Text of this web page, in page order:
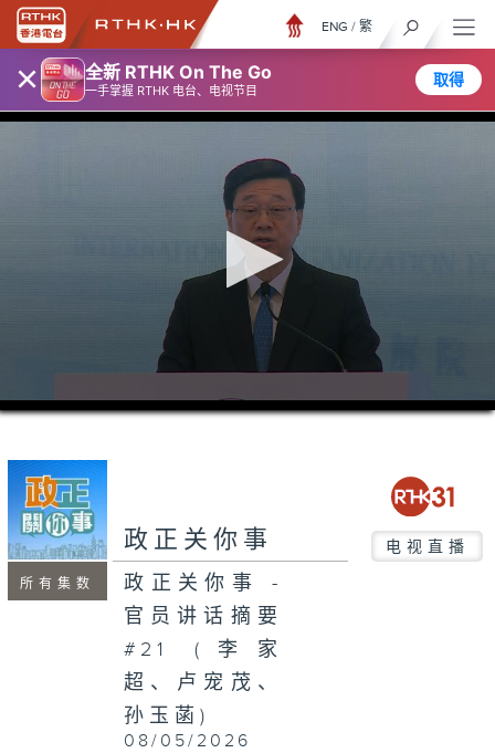
× 全新 RTHK On The Go
一手掌握 RTHK 电台、电视节目
取得
ENG / 繁
0
seconds
minutes,
seconds
所有集数
政正关你事 电视直播
政正关你事 -
官员讲话摘要
#21 (李家
超、卢宠茂、
孙玉菡)
08/05/2026